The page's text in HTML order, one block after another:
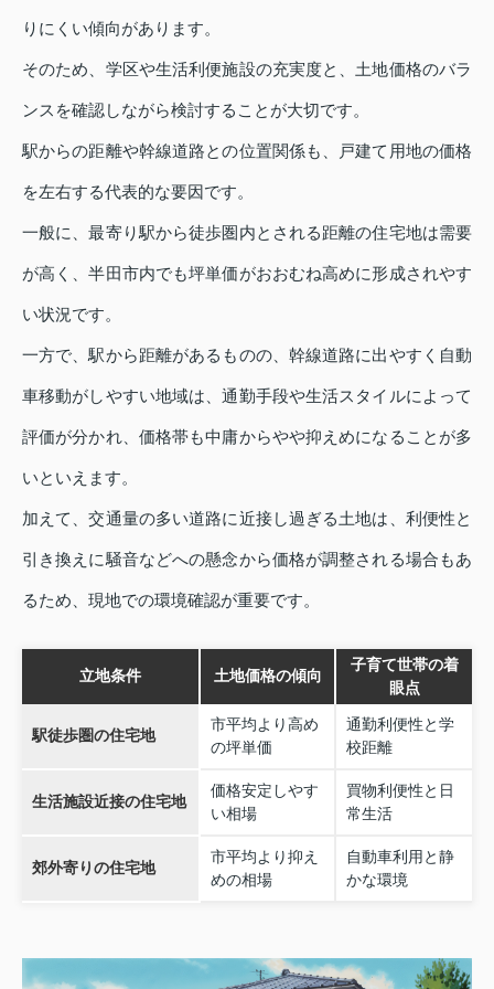
りにくい傾向があります。
そのため、学区や生活利便施設の充実度と、土地価格のバラ
ンスを確認しながら検討することが大切です。
駅からの距離や幹線道路との位置関係も、戸建て用地の価格
を左右する代表的な要因です。
一般に、最寄り駅から徒歩圏内とされる距離の住宅地は需要
が高く、半田市内でも坪単価がおおむね高めに形成されやす
い状況です。
一方で、駅から距離があるものの、幹線道路に出やすく自動
車移動がしやすい地域は、通勤手段や生活スタイルによって
評価が分かれ、価格帯も中庸からやや抑えめになることが多
いといえます。
加えて、交通量の多い道路に近接し過ぎる土地は、利便性と
引き換えに騒音などへの懸念から価格が調整される場合もあ
るため、現地での環境確認が重要です。
立地条件 土地価格の傾向
子育て世帯の着
眼点
駅徒歩圏の住宅地
市平均より高め
の坪単価
通勤利便性と学
校距離
生活施設近接の住宅地
価格安定しやす
い相場
買物利便性と日
常生活
郊外寄りの住宅地
市平均より抑え
めの相場
自動車利用と静
かな環境